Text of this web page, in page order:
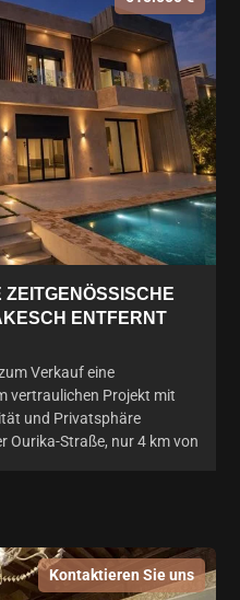
V
ENTFERNT
Verkauf eine
vertraulichen Projekt mit
und Privatsphäre
Ourika-Straße, nur 4 km von
Kontaktieren Sie uns